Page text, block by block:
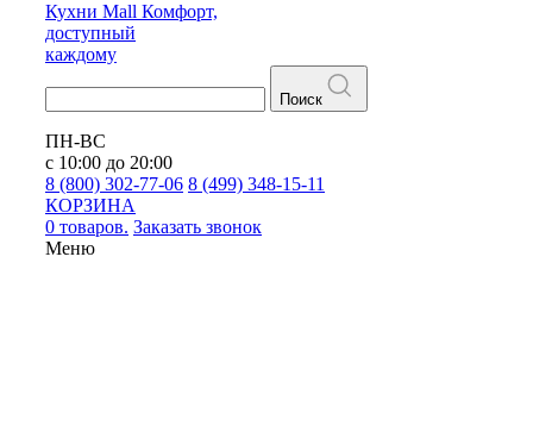
Кухни Mall Комфорт,
доступный
каждому
Поиск
ПН-ВС
с 10:00 до 20:00
8 (800) 302-77-06 8 (499) 348-15-11
КОРЗИНА
0 товаров. Заказать звонок
Меню